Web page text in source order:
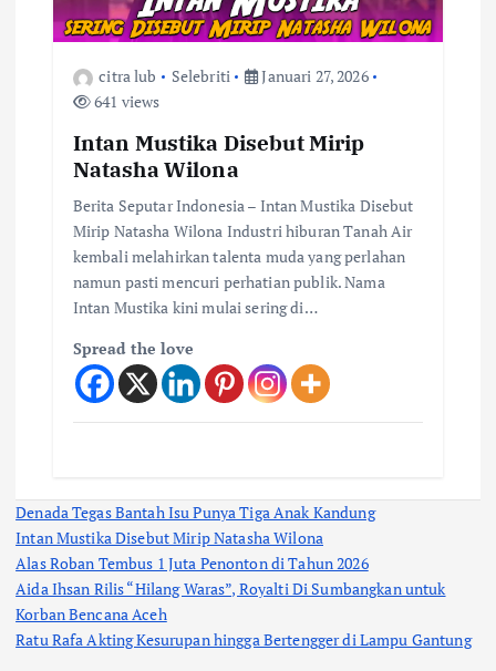
citra lub Selebriti
Januari 27, 2026
641 views
Intan Mustika Disebut Mirip
Natasha Wilona
Berita Seputar Indonesia – Intan Mustika Disebut
Mirip Natasha Wilona Industri hiburan Tanah Air
kembali melahirkan talenta muda yang perlahan
namun pasti mencuri perhatian publik. Nama
Intan Mustika kini mulai sering di…
Spread the love
Denada Tegas Bantah Isu Punya Tiga Anak Kandung
Intan Mustika Disebut Mirip Natasha Wilona
Alas Roban Tembus 1 Juta Penonton di Tahun 2026
Aida Ihsan Rilis “Hilang Waras”, Royalti Di Sumbangkan untuk
Korban Bencana Aceh
Ratu Rafa Akting Kesurupan hingga Bertengger di Lampu Gantung